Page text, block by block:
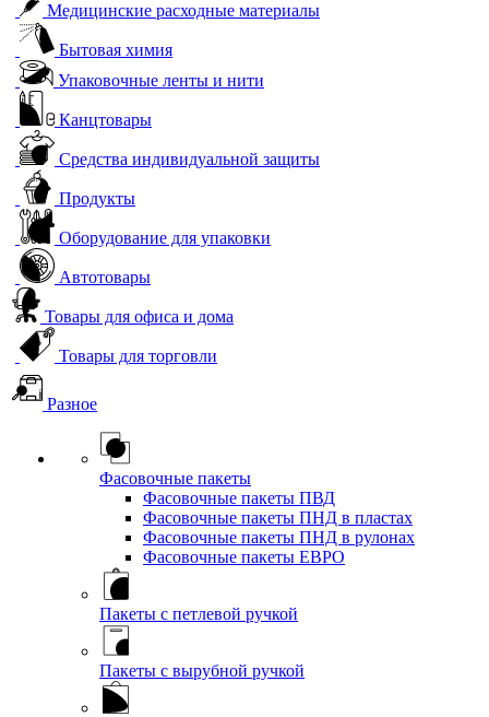
Медицинские расходные материалы
Бытовая химия
Упаковочные ленты и нити
Канцтовары
Средства индивидуальной защиты
Продукты
Оборудование для упаковки
Автотовары
Товары для офиса и дома
Товары для торговли
Разное
Фасовочные пакеты
Фасовочные пакеты ПВД
Фасовочные пакеты ПНД в пластах
Фасовочные пакеты ПНД в рулонах
Фасовочные пакеты ЕВРО
Пакеты с петлевой ручкой
Пакеты с вырубной ручкой